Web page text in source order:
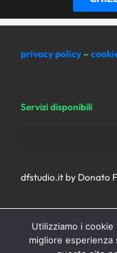
privacy policy–
Servizi disponibili
dfstudio.it by Donato
Utilizziamo i
migliore